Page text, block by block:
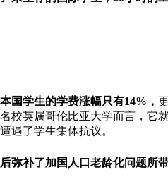
国学生的学费涨幅只有14%，
校英属哥伦比亚大学而言，它
遇了学生集体抗议。
弥补了加国人口老龄化问题所